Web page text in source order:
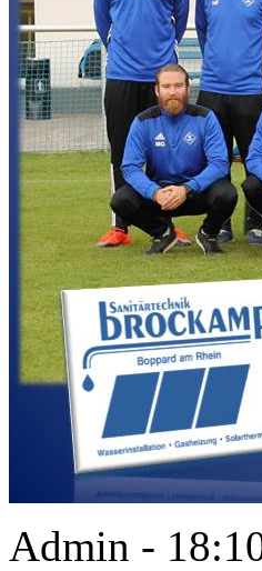
Admin -